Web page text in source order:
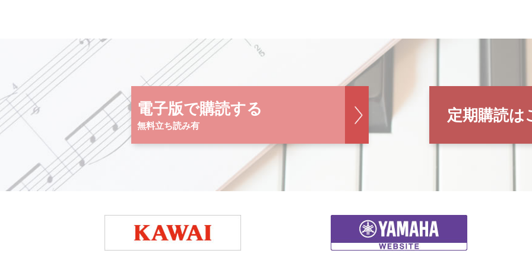
電子版で購読する
無料立ち読み有
定期購読は